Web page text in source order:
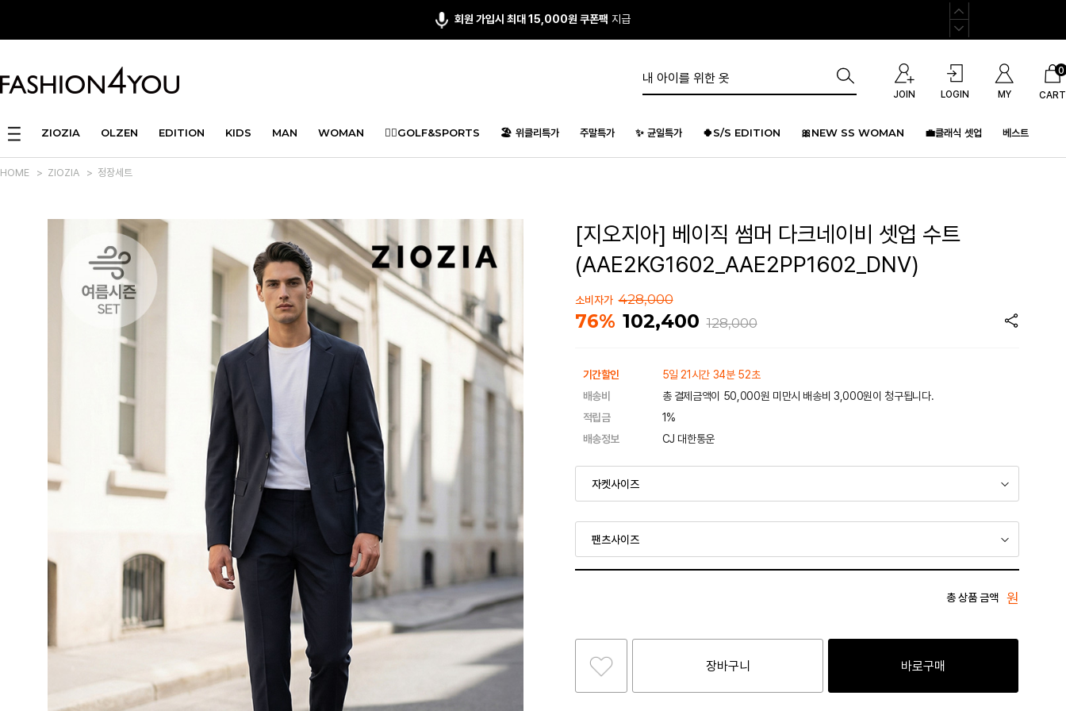
회원 가입시 최대 15,000원 쿠폰팩 지급
JOIN LOGIN MY CART
0
ZIOZIA OLZEN EDITION KIDS MAN WOMAN 🏌️‍♂️GOLF&SPORTS 🏖️ 위클리특가 주말특가 ✨ 균일특가 🍀S/S EDITION 🎀NEW SS WOMAN 💼클래식 셋업 베스트
HOME > ZIOZIA > 정장세트
[지오지아] 베이직 썸머 다크네이비 셋업 수트
(AAE2KG1602_AAE2PP1602_DNV)
소비자가 428,000
76% 102,400 128,000
기간할인
5일 21시간 34분 52초
배송비
총 결제금액이 50,000원 미만시 배송비 3,000원이 청구됩니다.
적립금
1%
배송정보
CJ 대한통운
총 상품 금액 원
장바구니 바로구매